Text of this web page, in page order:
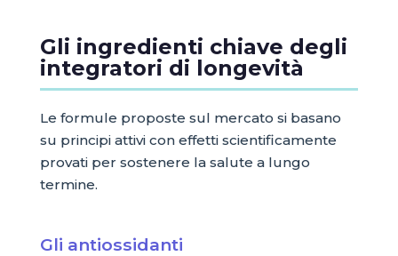
Gli ingredienti chiave degli
integratori di longevità
Le formule proposte sul mercato si basano
su principi attivi con effetti scientificamente
provati per sostenere la salute a lungo
termine.
Gli antiossidanti